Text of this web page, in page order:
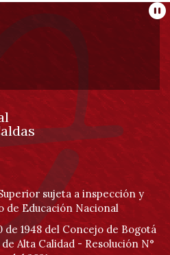
sujeta a inspección y
Educación Nacional
de 1948 del Concejo de Bogotá
Alta Calidad - Resolución N°